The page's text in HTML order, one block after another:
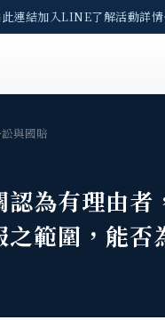
結加入LINE了解活動詳
與國賠
為有理由
範圍，能否